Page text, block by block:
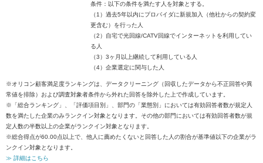
条件：以下の条件を満たす人を対象とする。
（1）過去5年以内にプロバイダに新規加入（他社からの契約変
更含む）を行った人
（2）自宅で光回線/CATV回線でインターネットを利用してい
る人
（3）3ヶ月以上継続して利用している人
（4）企業選定に関与した人
※オリコン顧客満足度ランキングは、データクリーニング（回収したデータから不正回答や異
常値を排除）および調査対象者条件から外れた回答を除外した上で作成しています。
※「総合ランキング」、「評価項目別」、部門の「業態別」においては有効回答者数が規定人
数を満たした企業のみランクイン対象となります。その他の部門においては有効回答者数が規
定人数の半数以上の企業がランクイン対象となります。
※総合得点が60.00点以上で、他人に薦めたくないと回答した人の割合が基準値以下の企業がラ
ンクイン対象となります。
≫ 詳細はこちら